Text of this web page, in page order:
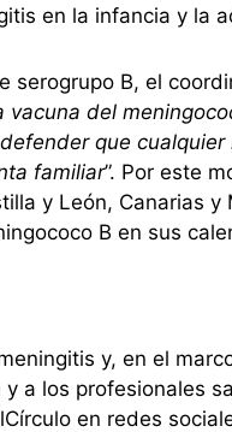
en la infancia y la
serogrupo B, el
del
que
familiar”. Por este
y León, Canarias
B en sus
y, en el
a los profesionales
en redes